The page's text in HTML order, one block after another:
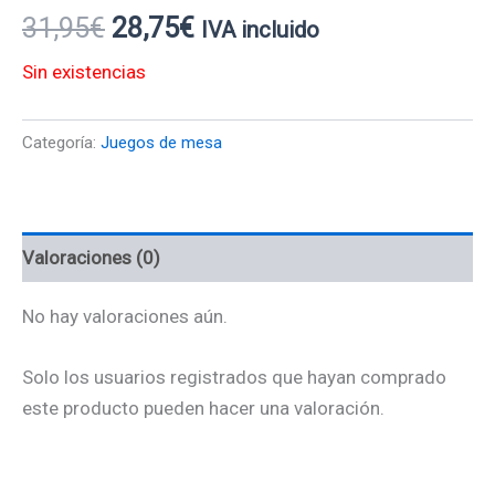
31,95€ 28,75€ IVA incluido
Sin existencias
Categoría: Juegos de mesa
Valoraciones (0)
No hay valoraciones aún.
Solo los usuarios registrados que hayan comprado
este producto pueden hacer una valoración.